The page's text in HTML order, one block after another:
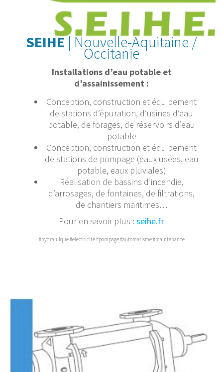
SEIHE| Nouvelle-Aquitaine /
Occitanie
Installations d’eau potable et
d’assainissement :
Conception, construction et équipement
de stations d’épuration, d’usines d’eau
potable, de forages, de réservoirs d’eau
potable
Conception, construction et équipement
de stations de pompage (eaux usées, eau
potable, eaux pluviales)
Réalisation de bassins d’incendie,
d’arrosages, de fontaines, de filtrations,
de chantiers maritimes…
Pour en savoir plus : seihe.fr
#hydraulique #electricite #pompage #automatisme #maintenance